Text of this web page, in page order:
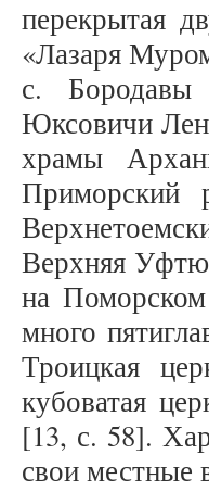
перекрытая
«Лазаря
с. Бородавы
Юксовичи
храмы
Приморский
Верхняя
на
много
Троицкая
кубоватая
[13, с. 58].
свои местные